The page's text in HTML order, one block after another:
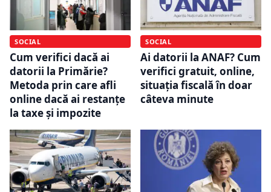
SOCIAL
Cum verifici dacă ai
datorii la Primărie?
Metoda prin care afli
online dacă ai restanțe
la taxe și impozite
SOCIAL
Ai datorii la ANAF? Cum
verifici gratuit, online,
situația fiscală în doar
câteva minute